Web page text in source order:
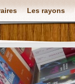
Les rayons